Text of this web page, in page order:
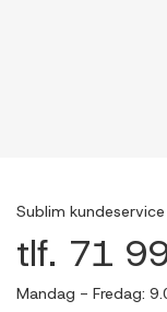
Sublim kundeservice
tlf. 71
Mandag - Fredag: